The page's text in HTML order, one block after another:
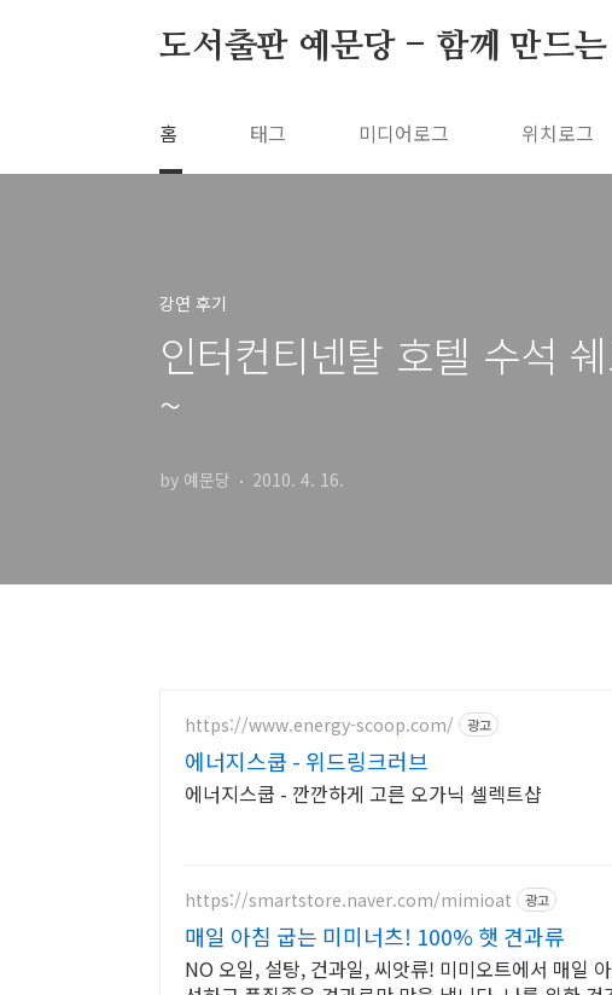
도서출판 예문당 - 함께 만드
홈 태그 미디어로그 위치로그
강연 후기
인터컨티넨탈 호텔 수석
~
by 예문당 2010. 4. 16.
https://www.energy-scoop.com/ 광고
에너지스쿱 - 위드링크러브
에너지스쿱 - 깐깐하게 고른 오가닉 셀렉트샵
https://smartstore.naver.com/mimioat 광고
매일 아침 굽는 미미너츠! 100% 햇 견과류
NO 오일, 설탕, 건과일, 씨앗류! 미미오트에서 매일